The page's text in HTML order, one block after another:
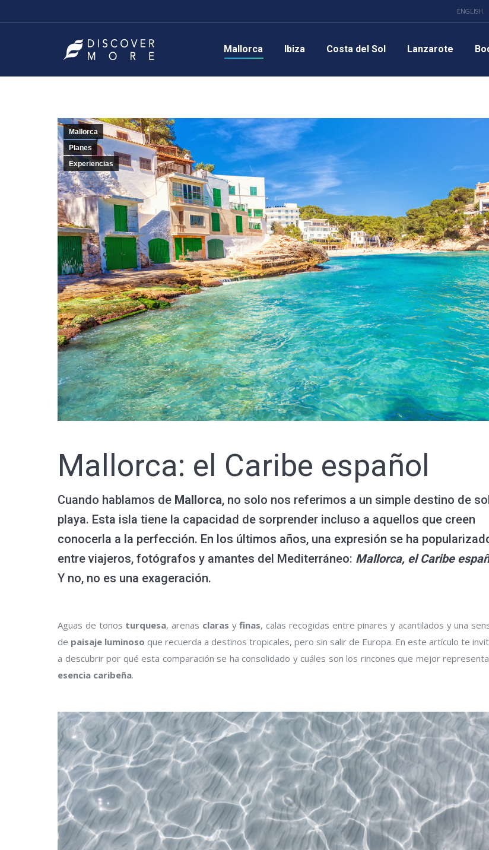
ENGLISH
Mallorca Ibiza Costa del Sol Lanzarote
Mallorca
Planes
Experiencias
Mallorca: el Caribe español
Cuando hablamos de Mallorca, no solo nos referimos a un simple destino de
playa. Esta isla tiene la capacidad de sorprender incluso a aquellos que creen
conocerla a la perfección. En los últimos años, una expresión se ha
entre viajeros, fotógrafos y amantes del Mediterráneo: Mallorca, el Caribe
Y no, no es una exageración.
Aguas de tonos turquesa, arenas claras yfinas, calas recogidas entre pinares y acantilados y una
de paisaje luminoso que recuerda a destinos tropicales, pero sin salir de Europa. En este artículo te
a descubrir por qué esta comparación se ha consolidado y cuáles son los rincones que mejor
esencia caribeña.